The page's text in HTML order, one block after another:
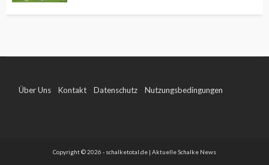
Über Uns Kontakt Datenschutz Nutzungsbedingungen
Copyright © 2026 - schalketotal.de | Aktuelle Schalke News